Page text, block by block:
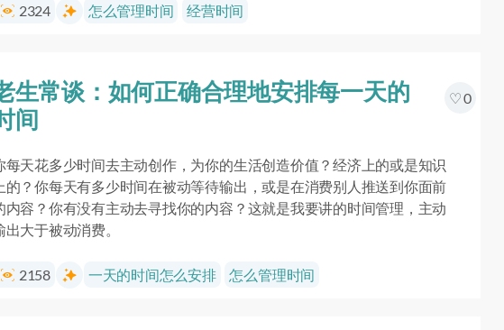
2324 怎么管理时间 经营时间
生常谈：如何正确合理地安排每一天的
间
0
每天花多少时间去主动创作，为你的生活创造价值？经济上的或是知识
的？你每天有多少时间在被动等待输出，或是在消费别人推送到你面前
内容？你有没有主动去寻找你的内容？这就是我要讲的时间管理，主动
出大于被动消费。
2158 一天的时间怎么安排 怎么管理时间